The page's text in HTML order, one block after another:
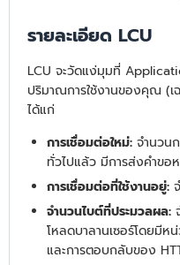
รายละเอียด LCU
LCU จะวัดแง่มุมที่
ปริมาณการใช้งานของคุณ (
ได้แก่
การเชื่อมต่อใหม่: จำนวน
ทั่วไปแล้ว มีการส่งคำขอ
การเชื่อมต่อที่ใช้งานอยู่:
จำนวนไบต์ที่ประมวลผล:
โหลดบาลานเซอร์โดยมีห
และการตอบกลับของ